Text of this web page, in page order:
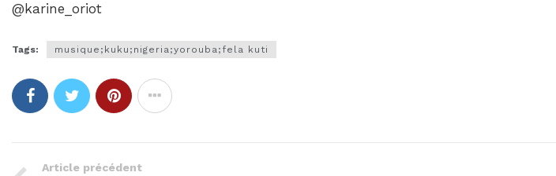
@karine_oriot
Tags: musique;kuku;nigeria;yorouba;fela kuti
Article précédent